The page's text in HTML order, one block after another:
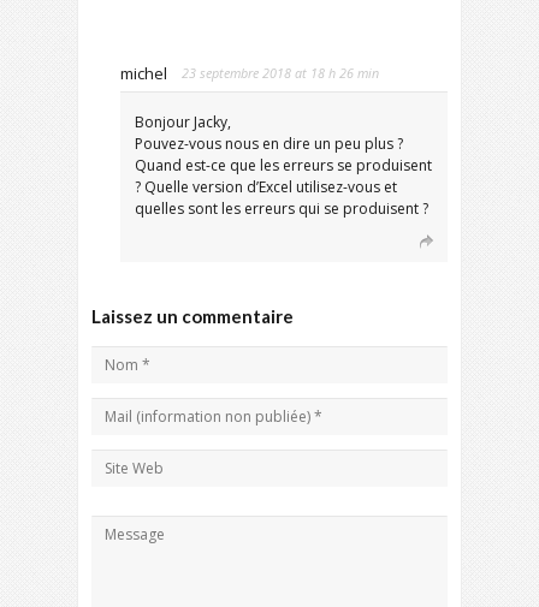
michel 23 septembre 2018 at 18 h 26 min
Bonjour Jacky,
Pouvez-vous nous en dire un peu plus ?
Quand est-ce que les erreurs se produisent
? Quelle version d’Excel utilisez-vous et
quelles sont les erreurs qui se produisent ?
Laissez un commentaire